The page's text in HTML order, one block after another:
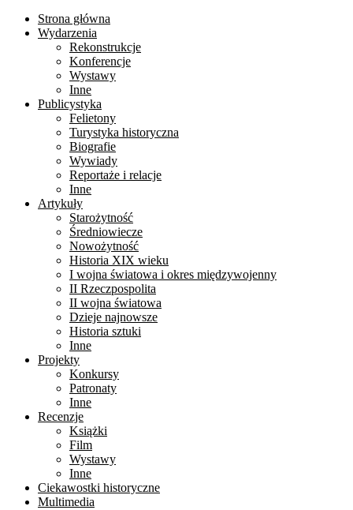
Strona główna
Wydarzenia
Rekonstrukcje
Konferencje
Wystawy
Inne
Publicystyka
Felietony
Turystyka historyczna
Biografie
Wywiady
Reportaże i relacje
Inne
Artykuły
Starożytność
Średniowiecze
Nowożytność
Historia XIX wieku
I wojna światowa i okres międzywojenny
II Rzeczpospolita
II wojna światowa
Dzieje najnowsze
Historia sztuki
Inne
Projekty
Konkursy
Patronaty
Inne
Recenzje
Książki
Film
Wystawy
Inne
Ciekawostki historyczne
Multimedia